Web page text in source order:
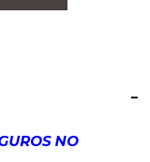
NO